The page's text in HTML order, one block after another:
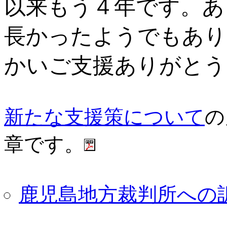
以来もう４年です。
長かったようでもあ
かいご支援ありがと
新たな支援策について
章です。
鹿児島地方裁判所への